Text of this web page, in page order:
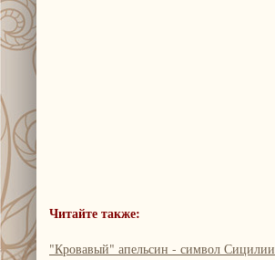
Читайте также:
"Кровавый" апельсин - символ Сицилии